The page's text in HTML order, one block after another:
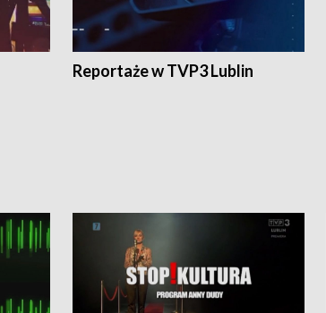
Reportaże w TVP3 Lublin